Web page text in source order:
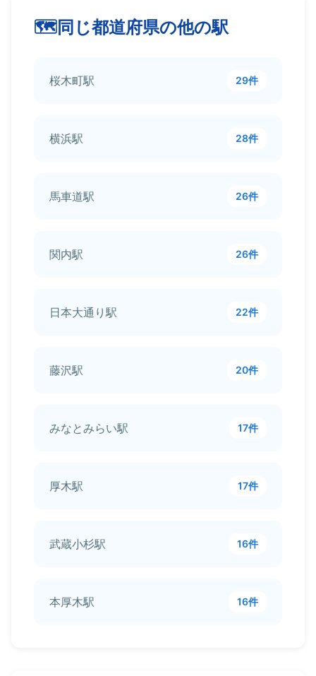
同じ都道府県の他の駅
桜木町駅 29件
横浜駅 28件
馬車道駅 26件
関内駅 26件
日本大通り駅 22件
藤沢駅 20件
みなとみらい駅 17件
厚木駅 17件
武蔵小杉駅 16件
本厚木駅 16件